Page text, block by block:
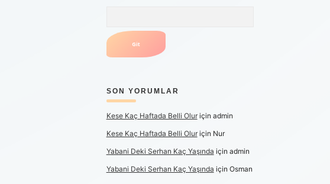
SON YORUMLAR
Kese Kaç Haftada Belli Oluriçin admin
Kese Kaç Haftada Belli Oluriçin Nur
Yabani Deki Serhan Kaç Yaşında için admin
Yabani Deki Serhan Kaç Yaşında için Osman